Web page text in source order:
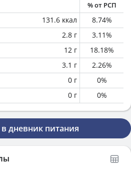
% от РСП
131.6 ккал 8.74%
2.8 г 3.11%
12 г 18.18%
3.1 г 2.26%
0 г 0%
0 г 0%
дневник питания